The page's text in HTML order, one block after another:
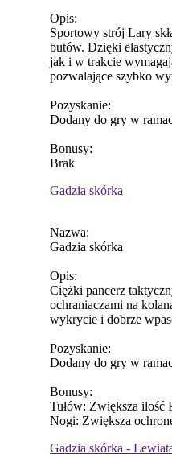
Opis:
Sportowy strój Lary
butów. Dzięki
jak i w trakcie
pozwalające szybko
Pozyskanie:
Dodany do gry w
Bonusy:
Brak
Gadzia skórka
Nazwa:
Gadzia skórka
Opis:
Ciężki pancerz
ochraniaczami na
wykrycie i dobrze
Pozyskanie:
Dodany do gry w
Bonusy:
Tułów: Zwiększa ilość
Nogi: Zwiększa
Gadzia skórka -